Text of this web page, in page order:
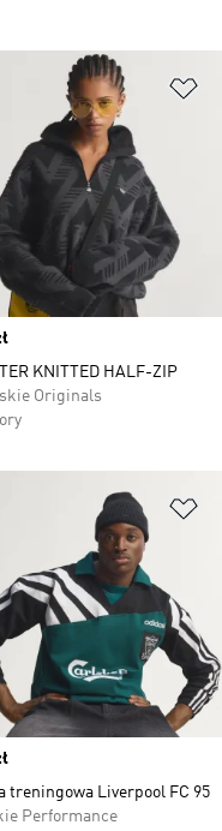
listy życzeń
KNITTED HALF-ZIP
Originals
listy życzeń
treningowa Liverpool FC 95
Performance